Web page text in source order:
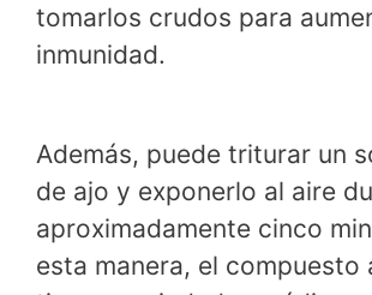
tomarlos crudos para
inmunidad.
Además, puede triturar un
de ajo y exponerlo al aire
aproximadamente cinco
esta manera, el compuesto